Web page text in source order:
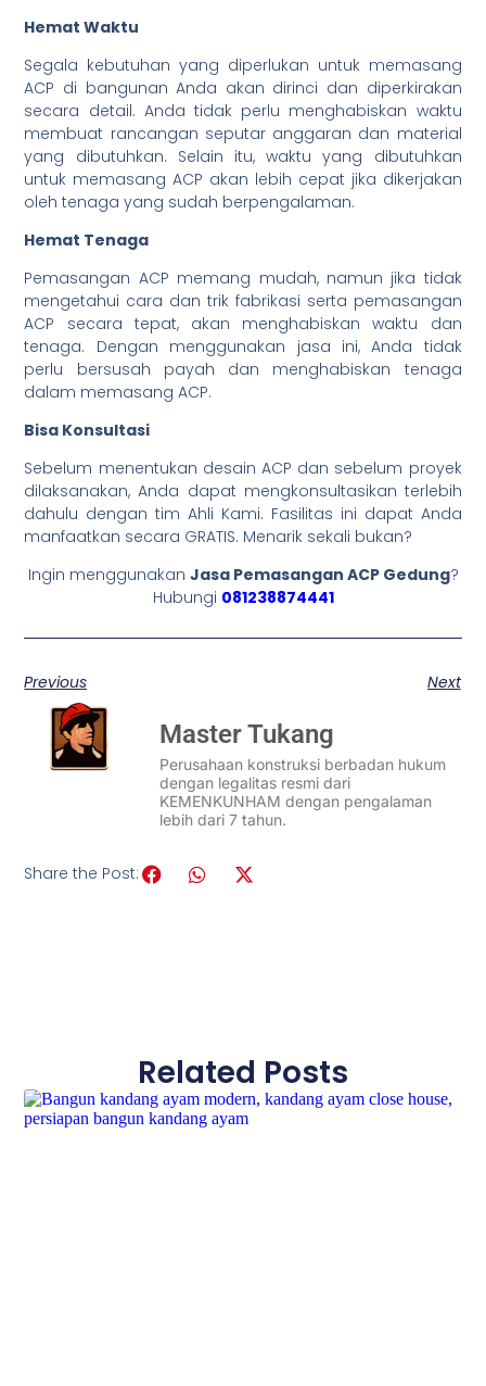
Hemat Waktu
Segala kebutuhan yang diperlukan untuk memasang
ACP di bangunan Anda akan dirinci dan diperkirakan
secara detail. Anda tidak perlu menghabiskan waktu
membuat rancangan seputar anggaran dan material
yang dibutuhkan. Selain itu, waktu yang dibutuhkan
untuk memasang ACP akan lebih cepat jika dikerjakan
oleh tenaga yang sudah berpengalaman.
Hemat Tenaga
Pemasangan ACP memang mudah, namun jika tidak
mengetahui cara dan trik fabrikasi serta pemasangan
ACP secara tepat, akan menghabiskan waktu dan
tenaga. Dengan menggunakan jasa ini, Anda tidak
perlu bersusah payah dan menghabiskan tenaga
dalam memasang ACP.
Bisa Konsultasi
Sebelum menentukan desain ACP dan sebelum proyek
dilaksanakan, Anda dapat mengkonsultasikan terlebih
dahulu dengan tim Ahli Kami. Fasilitas ini dapat Anda
manfaatkan secara GRATIS. Menarik sekali bukan?
Ingin menggunakan Jasa Pemasangan ACP Gedung?
Hubungi 081238874441
Previous Next
Master Tukang
Perusahaan konstruksi berbadan hukum
dengan legalitas resmi dari
KEMENKUNHAM dengan pengalaman
lebih dari 7 tahun.
Share the Post:
Related Posts